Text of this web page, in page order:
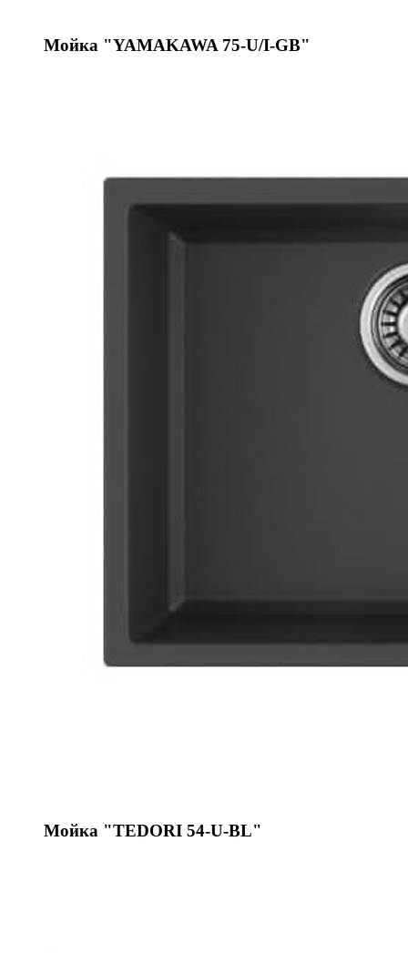
Мойка "YAMAKAWA 75-U/I-GB"
Мойка "TEDORI 54-U-BL"